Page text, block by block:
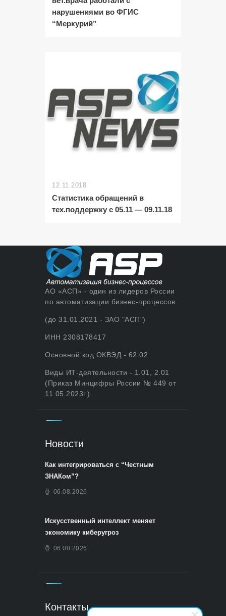
нарушениями во ФГИС
“Меркурий”
12.11.2018
Статистика обращений в
тех.поддержку с 05.11 — 09.11.18
АО «АСП» - один из лидеров России
по автоматизации бизнес-процессов.
(до 31.01.2021 - ЗАО "АСП")
ИНН 2308178417
Основной код ОКВЭД - 62.02
Виды ИТ-деятельности - 1.01, 2.01
(Приказ Минцифры России № 449 от
11.05.2023г.)
Новости
Как интегрироваться с “Честным
ЗНАКом”?
06.08.2026
Искусственный интеллект меняет
экономику киберугроз
06.08.2026
Контакты